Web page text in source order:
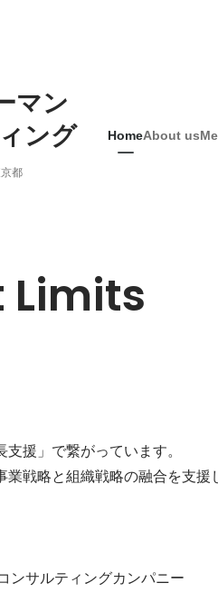
マン
ング
都
HomeAbout us
Limits
援」で繋がっています。
戦略と組織戦略の融合を支援
ンサルティングカンパニー